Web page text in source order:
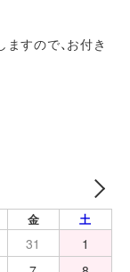
すので、お付き
金 土
31
1